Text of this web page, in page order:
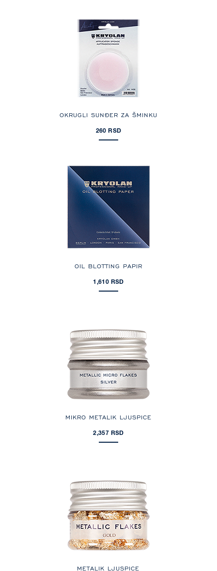
OKRUGLI SUNĐER ZA ŠMINKU
260 RSD
OIL BLOTTING PAPIR
1,610 RSD
MIKRO METALIK LJUSPICE
2,357 RSD
METALIK LJUSPICE